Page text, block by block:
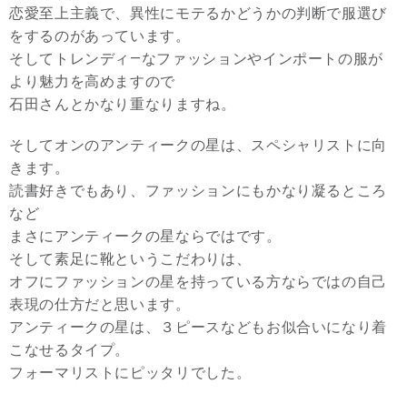
恋愛至上主義で、異性にモテるかどうかの判断で服選び
をするのがあっています。
そしてトレンディ―なファッションやインポートの服が
より魅力を高めますので
石田さんとかなり重なりますね。
そしてオンのアンティークの星は、スペシャリストに向
きます。
読書好きでもあり、ファッションにもかなり凝るところ
など
まさにアンティークの星ならではです。
そして素足に靴というこだわりは、
オフにファッションの星を持っている方ならではの自己
表現の仕方だと思います。
アンティークの星は、３ピースなどもお似合いになり着
こなせるタイプ。
フォーマリストにピッタリでした。